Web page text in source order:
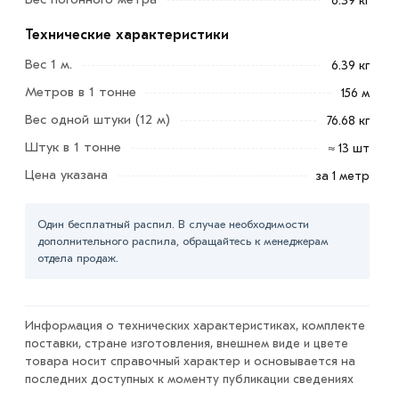
изготовления, с соблюдением стандартов по ГОСТ
8509-93 / ГОСТ 535-2005 / ГОСТ 8510-93.
Используется для выравнивания углов, в дверных и
оконных проемах, так же используется при
изготовлении каркасов для мебели. Строительство
павильонов, киосков и прочих.
Для приобретения данной позиции, кликните мышкой
«Добавить в корзину»или нажмите на кнопку
«Быстрый заказ»
Условия доставки и цены на товар Уголок 70х70х6 мм
из категорииУголок равнополочныйв интернет-
магазине МЕТАЛЛ-РС действительны в Москве и
области. Наши профессиональные менеджеры
Технические характеристики
Вес 1 м.
6.39 кг
Метров в 1 тонне 156 м
Вес одной штуки (12 м) 76.68 кг
Штук в 1 тонне ≈ 13 шт
Цена указана за 1 метр
Один бесплатный распил. В случае необходимости
дополнительного распила, обращайтесь к менеджерам
отдела продаж.
Информация о технических характеристиках, комплекте
поставки, стране изготовления, внешнем виде и цвете
товара носит справочный характер и основывается на
последних доступных к моменту публикации сведениях